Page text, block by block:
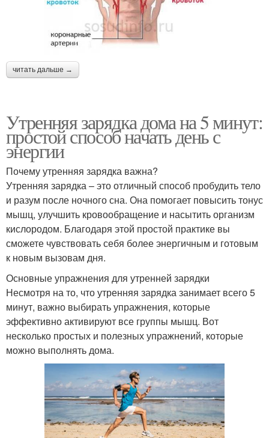
читать дальше →
Утренняя зарядка дома на 5 минут:
простой способ начать день с
энергии
Почему утренняя зарядка важна?
Утренняя зарядка – это отличный способ пробудить тело
и разум после ночного сна. Она помогает повысить тонус
мышц, улучшить кровообращение и насытить организм
кислородом. Благодаря этой простой практике вы
сможете чувствовать себя более энергичным и готовым
к новым вызовам дня.
Основные упражнения для утренней зарядки
Несмотря на то, что утренняя зарядка занимает всего 5
минут, важно выбирать упражнения, которые
эффективно активируют все группы мышц. Вот
несколько простых и полезных упражнений, которые
можно выполнять дома.